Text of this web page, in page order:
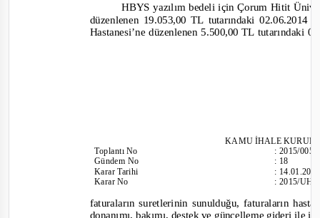
HBYS yazılım bedeli için Çorum Hitit
düzenlenen 19.053,00 TL tutarındaki
Hastanesi’ne düzenlenen 5.500,00 TL tutarındaki
KAMU İHALE
ToplantıNo
Gündem No
Karar Tarihi
Karar No
:2015/005
: 18
:
:2015/
faturaların suretlerinin sunulduğu, faturaların
donanımı, bakımı, destek ve güncelleme gideri